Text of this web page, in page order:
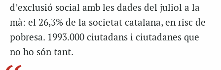
d’exclusió social amb les dades del juliol a la
mà: el 26,3% de la societat catalana, en risc de
pobresa. 1993.000 ciutadans i ciutadanes que
no ho són tant.